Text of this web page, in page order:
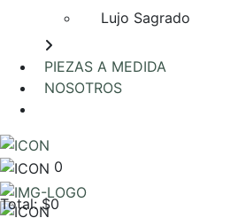
Lujo Sagrado
PIEZAS A MEDIDA
NOSOTROS
0
Total: $0